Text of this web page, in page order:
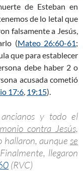
de Esteban en
de lo letal que
falsamente a Jesús,
(Mateo 26:60-61;
que para establecer
debe haber 2 o
acusada cometió
17:6, 19:15).
ancianos y todo el
contra Jesús,
hallaron, aunquese
llegaron
(RVC)